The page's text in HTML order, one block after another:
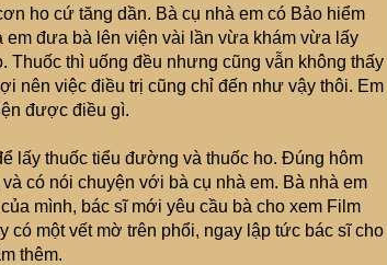
ho cứ tăng dần. Bà cụ nhà em có Bảo hiểm
em đưa bà lên viện vài lần vừa khám vừa lấy
Thuốc thì uống đều nhưng cũng vẫn không thấy
nên việc điều trị cũng chỉ đến như vậy thôi. Em
được điều gì.
lấy thuốc tiểu đường và thuốc ho. Đúng hôm
có nói chuyện với bà cụ nhà em. Bà nhà em
mình, bác sĩ mới yêu cầu bà cho xem Film
có một vết mờ trên phổi, ngay lập tức bác sĩ cho
thêm.